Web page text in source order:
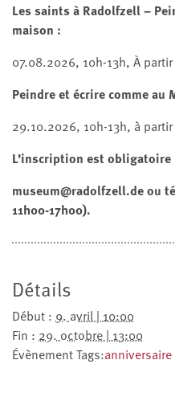
Les saints à Radolfzell –
maison :
07.08.2026, 10h-13h, À
Peindre et écrire comme au
29.10.2026, 10h-13h, à
L’inscription est
museum@radolfzell.de ou
11h00-17h00).
Détails
Début : 9. avril | 10:00
Fin : 29. octobre | 13:00
Évènement Tags: